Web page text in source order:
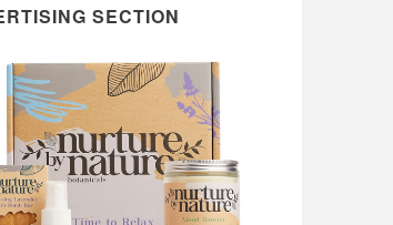
SECTION